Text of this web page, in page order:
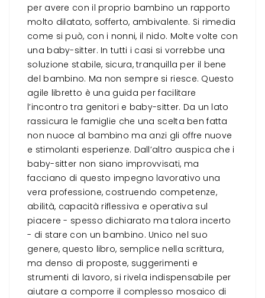
per avere con il proprio bambino un rapporto
molto dilatato, sofferto, ambivalente. Si rimedia
come si può, con i nonni, il nido. Molte volte con
una baby-sitter. In tutti i casi si vorrebbe una
soluzione stabile, sicura, tranquilla per il bene
del bambino. Ma non sempre si riesce. Questo
agile libretto è una guida per facilitare
l’incontro tra genitori e baby-sitter. Da un lato
rassicura le famiglie che una scelta ben fatta
non nuoce al bambino ma anzi gli offre nuove
e stimolanti esperienze. Dall’altro auspica che i
baby-sitter non siano improvvisati, ma
facciano di questo impegno lavorativo una
vera professione, costruendo competenze,
abilità, capacità riflessiva e operativa sul
piacere - spesso dichiarato ma talora incerto
- di stare con un bambino. Unico nel suo
genere, questo libro, semplice nella scrittura,
ma denso di proposte, suggerimenti e
strumenti di lavoro, si rivela indispensabile per
aiutare a comporre il complesso mosaico di